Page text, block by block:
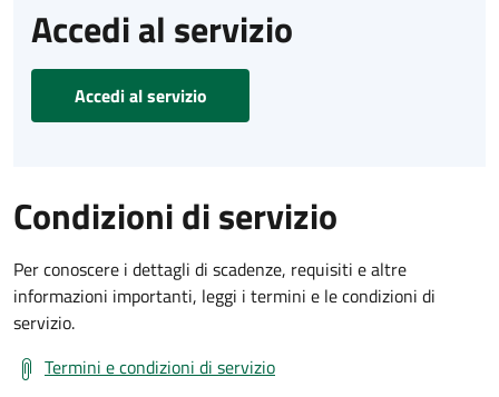
Accedi al servizio
Accedi al servizio
Condizioni di servizio
Per conoscere i dettagli di scadenze, requisiti e altre
informazioni importanti, leggi i termini e le condizioni di
servizio.
Termini e condizioni di servizio